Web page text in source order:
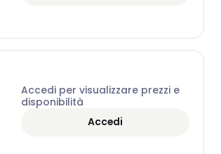
Accedi per visualizzare prezzi e
disponibilità
Accedi